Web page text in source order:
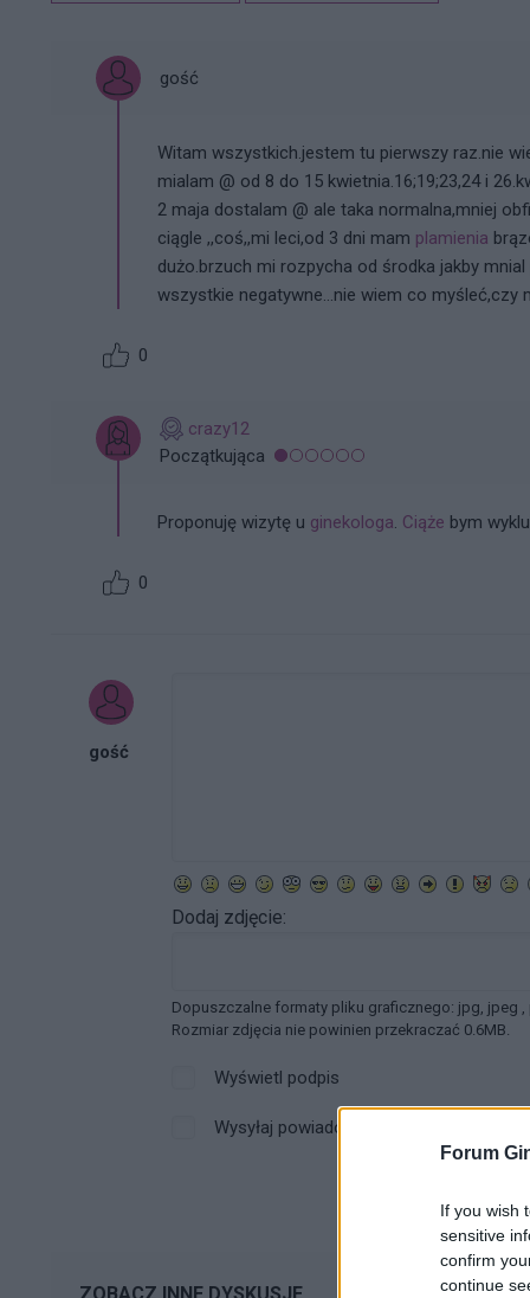
Forum
If you wish
sensitive
confirm
continue
gość
Witam wszystkich.jestem tu pierwszy raz.nie
mialam @ od 8 do 15 kwietnia.16;19;23,24 i
2 maja dostalam @ ale taka normalna,mniej
ciągle ,,coś,,mi leci,od 3 dni mam plamienia
dużo.brzuch mi rozpycha od środka jakby
wszystkie negatywne...nie wiem co
0
crazy12
Początkująca
Proponuję wizytę u ginekologa. Ciąże bym
0
gość
Dodaj zdjęcie:
Dopuszczalne formaty pliku graficznego: jpg, jpeg ,
Rozmiar zdjęcia nie powinien przekraczać 0.6MB.
Wyświetl podpis
Wysyłaj powiadomienia o odpowiedzi